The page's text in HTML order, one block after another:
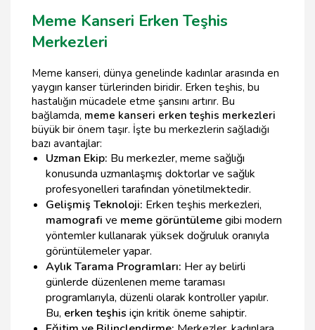
Meme Kanseri Erken Teşhis
Merkezleri
Meme kanseri, dünya genelinde kadınlar arasında en
yaygın kanser türlerinden biridir. Erken teşhis, bu
hastalığın mücadele etme şansını artırır. Bu
bağlamda, meme kanseri erken teşhis merkezleri
büyük bir önem taşır. İşte bu merkezlerin sağladığı
bazı avantajlar:
Uzman Ekip: Bu merkezler, meme sağlığı
konusunda uzmanlaşmış doktorlar ve sağlık
profesyonelleri tarafından yönetilmektedir.
Gelişmiş Teknoloji: Erken teşhis merkezleri,
mamografi ve meme görüntülemegibi modern
yöntemler kullanarak yüksek doğruluk oranıyla
görüntülemeler yapar.
Aylık Tarama Programları: Her ay belirli
günlerde düzenlenen meme taraması
programlarıyla, düzenli olarak kontroller yapılır.
Bu, erken teşhis için kritik öneme sahiptir.